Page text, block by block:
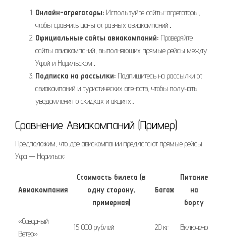
Онлайн-агрегаторы: Используйте сайты-агрегаторы,
чтобы сравнить цены от разных авиакомпаний․
Официальные сайты авиакомпаний: Проверяйте
сайты авиакомпаний, выполняющих прямые рейсы между
Уфой и Норильском․
Подписка на рассылки: Подпишитесь на рассылки от
авиакомпаний и туристических агентств, чтобы получать
уведомления о скидках и акциях․
Сравнение Авиакомпаний (Пример)
Предположим, что две авиакомпании предлагают прямые рейсы
Уфа ─ Норильск:
Авиакомпания
Стоимость билета (в
одну сторону,
примерная)
Багаж
Питание
на
борту
«Северный
Ветер»
15 000 рублей 20 кг Включено